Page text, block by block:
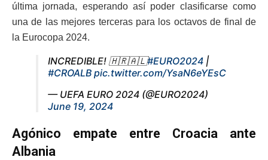
última jornada, esperando así poder clasificarse como
una de las mejores terceras para los octavos de final de
la Eurocopa 2024.
INCREDIBLE! 🇭🇷🇦🇱#EURO2024 |
#CROALB pic.twitter.com/YsaN6eYEsC
— UEFA EURO 2024 (@EURO2024)
June 19, 2024
Agónico empate entre Croacia ante
Albania